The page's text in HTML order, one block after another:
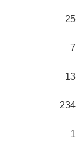
25
7
13
234
1